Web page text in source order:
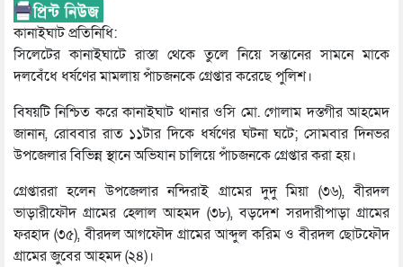
কানাইঘাট প্রতিনিধি:
সিলেটের কানাইঘাটে রাস্তা থেকে তুলে নিয়ে সন্তানের সামনে মাকে
দলবেঁধে ধর্ষণের মামলায় পাঁচজনকে গ্রেপ্তার করেছে পুলিশ।
বিষয়টি নিশ্চিত করে কানাইঘাট থানার ওসি মো. গোলাম দস্তগীর আহমেদ
জানান, রোববার রাত ১১টার দিকে ধর্ষণের ঘটনা ঘটে; সোমবার দিনভর
উপজেলার বিভিন্ন স্থানে অভিযান চালিয়ে পাঁচজনকে গ্রেপ্তার করা হয়।
গ্রেপ্তাররা হলেন উপজেলার নন্দিরাই গ্রামের দুদু মিয়া (৩৬), বীরদল
ভাড়ারীফৌদ গ্রামের হেলাল আহমদ (৩৮), বড়দেশ সরদারীপাড়া গ্রামের
ফরহাদ (৩৫), বীরদল আগফৌদ গ্রামের আব্দুল করিম ও বীরদল ছোটফৌদ
গ্রামের জুবের আহমদ (২৪)।